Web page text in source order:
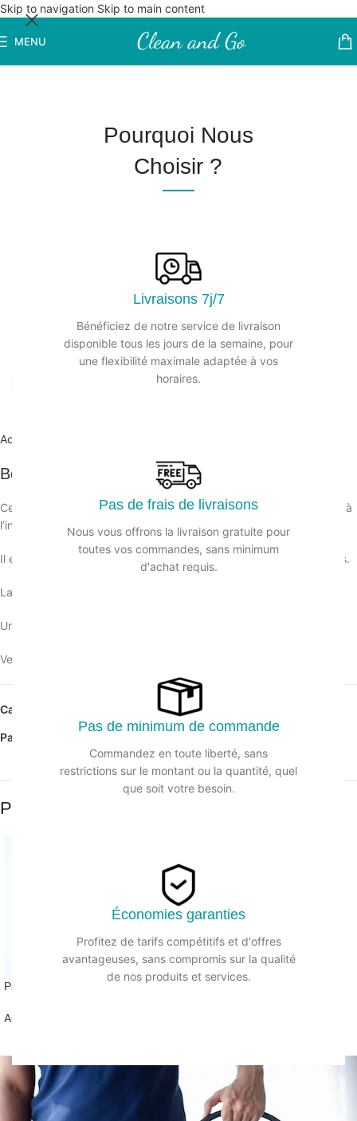
Pourquoi Nous
Choisir ?
Livraisons 7j/7
Bénéficiez de notre service de livraison
disponible tous les jours de la semaine, pour
une flexibilité maximale adaptée à vos
horaires.
Pas de frais de livraisons
Nous vous offrons la livraison gratuite pour
toutes vos commandes, sans minimum
d'achat requis.
Pas de minimum de commande
Commandez en toute liberté, sans
restrictions sur le montant ou la quantité, quel
que soit votre besoin.
Économies garanties
Profitez de tarifs compétitifs et d'offres
avantageuses, sans compromis sur la qualité
de nos produits et services.
Skip to navigation Skip to main content
MENU
Accueil
Bec verseur
Ce bec verseur est fabriqué en acier inoxydable et est réutilisable à
l’infini.
Il est très facile à utiliser, il s’adapte à tous les goulots de bouteilles.
La finition en acier lui permet de s’adapter à tout style de bar.
Un outil pratique qui facilitera votre travail de barman.
Veuillez vous connecter pour voir les prix.
Catégorie :
Partager:
Produits similaires
Paille en carton noir
Accessories